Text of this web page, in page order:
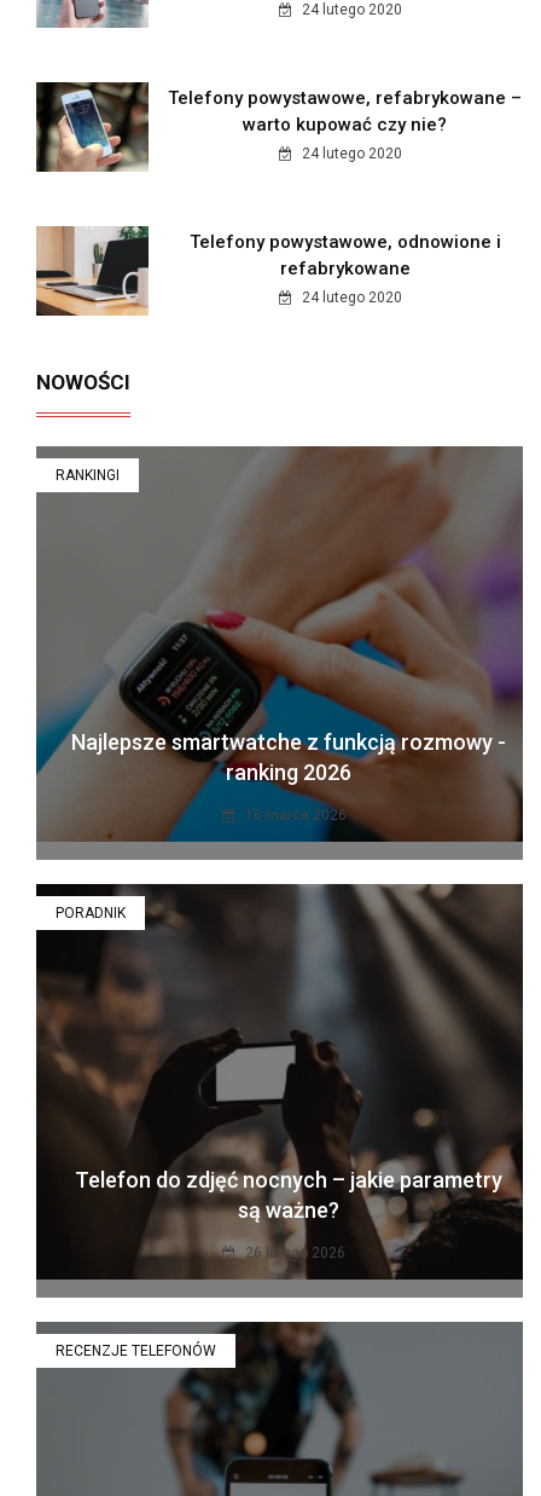
24 lutego 2020
Telefony powystawowe, refabrykowane –
warto kupować czy nie?
24 lutego 2020
Telefony powystawowe, odnowione i
refabrykowane
24 lutego 2020
NOWOŚCI
RANKINGI
Najlepsze smartwatche z funkcją rozmowy -
ranking 2026
16 marca 2026
PORADNIK
Telefon do zdjęć nocnych – jakie parametry
są ważne?
26 lutego 2026
RECENZJE TELEFONÓW